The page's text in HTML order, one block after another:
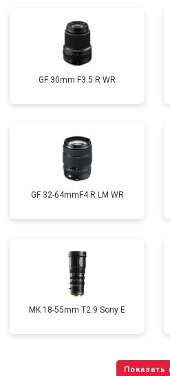
GF 30mm F3.5 R WR
GF 32-64mmF4 R LM WR
MK 18-55mm T2.9 Sony E